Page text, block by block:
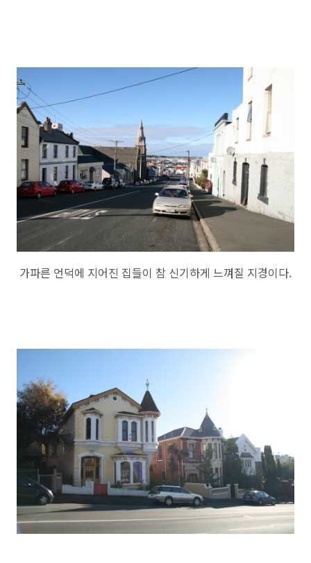
가파른 언덕에 지어진 집들이 참 신기하게 느껴질 지경이다.